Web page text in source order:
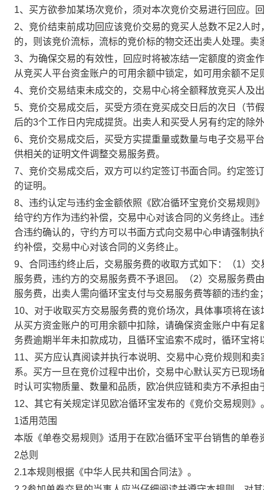
1、买方欲参加某场次竞价，须对本次竞价交易进行回应。
2、竞价结束前成功回应该竞价交易的竞买人总数不足2人
的，则该竞价流标，流标的竞价标的物交还出卖人处理。
3、为确保交易的有效性，回应时将被冻结一定额度的资金
从竞买人平台资金账户的可用余额中锁定，如可用余额不足
4、竞价交易结束未成交的，交易中心将全额释放竞买人及
5、竞价交易成交后，买受方须在竞买成交日后的次日（节
后的3个工作日内完成提货。出卖人和买受人另有约定的除
6、竞价交易成交后，买受方实提重量或数量与电子交易平
供相关的证明文件调整交易服务费。
7、竞价交易成交后，双方可以约定签订书面合同。约定签
的证明。
8、违约认定与违约金金额依照《欧冶循环宝竞价交易规则
给守约方作为违约补偿，交易中心对该合同的义务终止。
合违约确认的，守约方可以书面方式向交易中心申请强制
约补偿，交易中心对该合同的义务终止。
9、合同违约终止后，交易服务费的收取方式如下：（1）
服务费，违约方的交易服务费不予退回。（2）交易服务费
服务费，出卖人需向循环宝支付与交易服务费等额的违约
10、对于收取买方交易服务费的竞价场次，具体事项将在
从买方资金账户的可用余额中扣除，请确保资金账户中有
务费逾期半年未扣款成功，且循环宝追索不成时，循环宝将
11、买方应认真阅读并执行本说明、交易中心竞价规则和
系。买方一旦在竞价过程中出价，交易中心默认买方已现
时认可实物质量、数量和品质，欧冶供应链和卖方不承担由
12、其它有关规定详见欧冶循环宝发布的《竞价交易规则》
1适用范围
本版《单卷交易规则》适用于在欧冶循环宝平台销售的单卷
2总则
2.1本规则根据《中华人民共和国合同法》。